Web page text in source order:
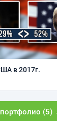
в 2017г.
(5)